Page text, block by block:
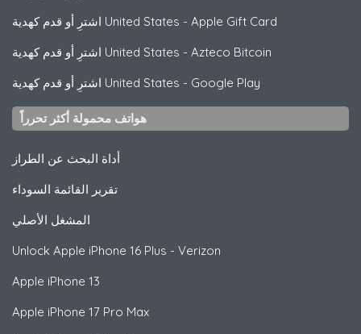
اشترِ أو قدم كهدية United States - Apple Gift Card
اشترِ أو قدم كهدية United States - Azteco Bitcoin
اشترِ أو قدم كهدية United States - Google Play
هواتف محمولة أكثر تحرراً
أداة البحث عن الطراز
تقرير القائمة السوداء
المشغل الأصلي
Unlock Apple iPhone 16 Plus - Verizon
Apple iPhone 13
Apple iPhone 17 Pro Max